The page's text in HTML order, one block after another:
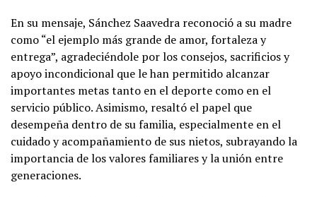
En su mensaje, Sánchez Saavedra reconoció a su madre
como “el ejemplo más grande de amor, fortaleza y
entrega”, agradeciéndole por los consejos, sacrificios y
apoyo incondicional que le han permitido alcanzar
importantes metas tanto en el deporte como en el
servicio público. Asimismo, resaltó el papel que
desempeña dentro de su familia, especialmente en el
cuidado y acompañamiento de sus nietos, subrayando la
importancia de los valores familiares y la unión entre
generaciones.